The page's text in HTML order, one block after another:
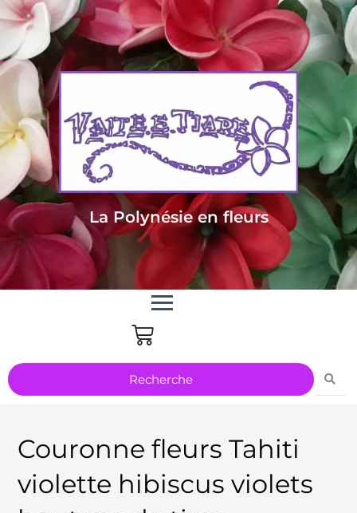
Livraison sous 24/48h en Métropole - Frais de livraison offert dès 85
euros d'achat en Métropole, dès 150 euros pour le reste du monde
La Polynésie en fleurs
Couronne fleurs Tahiti
violette hibiscus violets